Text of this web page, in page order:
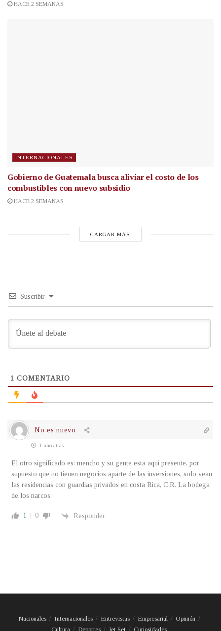
HACE 2 SEMANAS
INTERNACIONALES
Gobierno de Guatemala busca aliviar el costo de los
combustibles con nuevo subsidio
HACE 2 SEMANAS
CARGAR MÁS
Suscribir
1 COMENTARIO
No es nuevo
1 año atrás
El otro significado es: mencho y su gente esta aqui presente, por
supuesto que no tienen negocios aparte de las inversiones, solo vean
las residencias con guardias privados en costa Rica, C.R. La bodega
de los narcos.
1 0 Responder
Nacionales Internacionales Entrevistas Empresarial
Opinión
Cultura
Deportes Jet Set Curiosidades